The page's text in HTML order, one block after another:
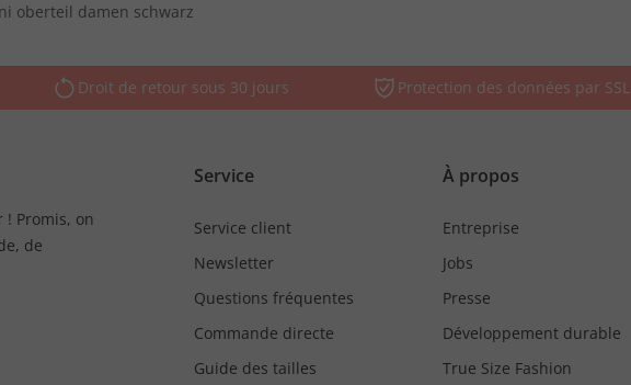
oberteil damen schwarz
Droit de retour sous 30 jours Protection des données par SSL
Promis, on
de
Service
Service client
Newsletter
Questions fréquentes
Commande directe
Guide des tailles
À propos
Entreprise
Jobs
Presse
Développement durable
True Size Fashion